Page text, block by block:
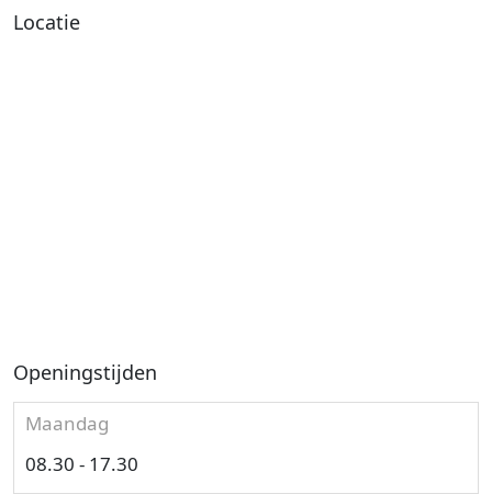
Locatie
Openingstijden
Maandag
08.30 - 17.30